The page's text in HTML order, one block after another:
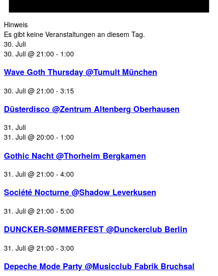
Hinweis
Es gibt keine Veranstaltungen an diesem Tag.
30. Juli
30. Juli @ 21:00 - 1:00
Wave Goth Thursday @Tumult München
30. Juli @ 21:00 - 3:15
Düsterdisco @Zentrum Altenberg Oberhausen
31. Juli
31. Juli @ 20:00 - 1:00
Gothic Nacht @Thorheim Bergkamen
31. Juli @ 21:00 - 4:00
Société Nocturne @Shadow Leverkusen
31. Juli @ 21:00 - 5:00
DUNCKER-SØMMERFEST @Dunckerclub Berlin
31. Juli @ 21:00 - 3:00
Depeche Mode Party @Musicclub Fabrik Bruchsal